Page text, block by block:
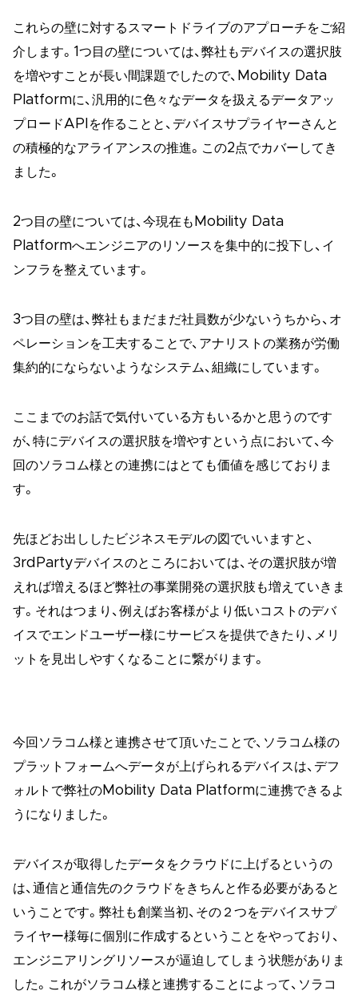
これらの壁に対するスマートドライブのアプローチをご紹
介します。1つ目の壁については、弊社もデバイスの選択肢
を増やすことが長い間課題でしたので、Mobility Data
Platformに、汎用的に色々なデータを扱えるデータアッ
プロードAPIを作ることと、デバイスサプライヤーさんと
の積極的なアライアンスの推進。この2点でカバーしてき
ました。
2つ目の壁については、今現在もMobility Data
Platformへエンジニアのリソースを集中的に投下し、イ
ンフラを整えています。
3つ目の壁は、弊社もまだまだ社員数が少ないうちから、オ
ペレーションを工夫することで、アナリストの業務が労働
集約的にならないようなシステム、組織にしています。
ここまでのお話で気付いている方もいるかと思うのです
が、特にデバイスの選択肢を増やすという点において、今
回のソラコム様との連携にはとても価値を感じておりま
す。
先ほどお出ししたビジネスモデルの図でいいますと、
3rdPartyデバイスのところにおいては、その選択肢が増
えれば増えるほど弊社の事業開発の選択肢も増えていきま
す。それはつまり、例えばお客様がより低いコストのデバ
イスでエンドユーザー様にサービスを提供できたり、メリ
ットを見出しやすくなることに繋がります。
今回ソラコム様と連携させて頂いたことで、ソラコム様の
プラットフォームへデータが上げられるデバイスは、デフ
ォルトで弊社のMobility Data Platformに連携できるよ
うになりました。
デバイスが取得したデータをクラウドに上げるというの
は、通信と通信先のクラウドをきちんと作る必要があると
いうことです。弊社も創業当初、その２つをデバイスサプ
ライヤー様毎に個別に作成するということをやっており、
エンジニアリングリソースが逼迫してしまう状態がありま
した。これがソラコム様と連携することによって、ソラコ